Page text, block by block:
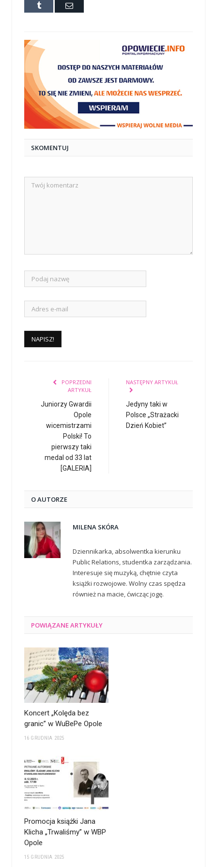
Tumblr
E-
SKOMENTUJ
POPRZEDNI
ARTYKUŁ
Juniorzy Gwardii
Opole
wicemistrzami
Polski! To
pierwszy taki
medal od 33 lat
[GALERIA]
NASTĘPNY ARTYKUŁ
Jedyny taki w
Polsce „Strażacki
Dzień Kobiet”
O AUTORZE
MILENA SKÓRA
Dziennikarka, absolwentka kierunku
Public Relations, studentka zarządzania.
Interesuje się muzyką, chętnie czyta
książki rozwojowe. Wolny czas spędza
również na macie, ćwicząc jogę.
POWIĄZANEARTYKUŁY
Koncert „Kolęda bez
granic” w WuBePe Opole
16 GRUDNIA 2025
Promocja książki Jana
Klicha „Trwaliśmy” w WBP
Opole
15 GRUDNIA 2025